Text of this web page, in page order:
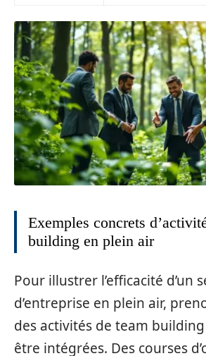
Exemples concrets
building en plein air
Pour illustrer l’efficacité d’un
d’entreprise en plein air,
des activités de team
être intégrées. Des courses